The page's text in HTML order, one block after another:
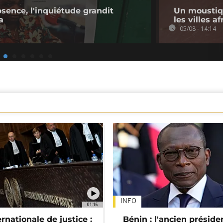
l'inquiétude grandit
Un
les villes
05/08 - 14:14
01:16
de justice :
INFO
Bénin : l'ancien